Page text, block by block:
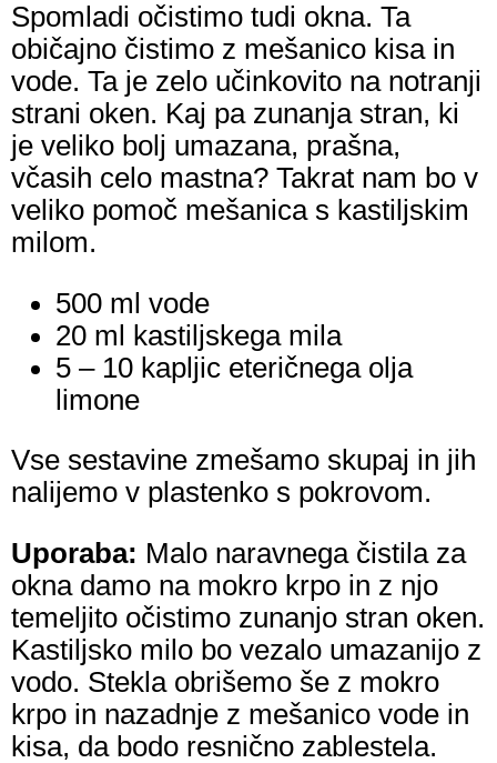
Spomladi očistimo tudi okna. Ta
običajno čistimo z mešanico kisa in
vode. Ta je zelo učinkovito na notranji
strani oken. Kaj pa zunanja stran, ki
je veliko bolj umazana, prašna,
včasih celo mastna? Takrat nam bo v
veliko pomoč mešanica s kastiljskim
milom.
500 ml vode
20 ml kastiljskega mila
5 – 10 kapljic eteričnega olja
limone
Vse sestavine zmešamo skupaj in jih
nalijemo v plastenko s pokrovom.
Uporaba: Malo naravnega čistila za
okna damo na mokro krpo in z njo
temeljito očistimo zunanjo stran oken.
Kastiljsko milo bo vezalo umazanijo z
vodo. Stekla obrišemo še z mokro
krpo in nazadnje z mešanico vode in
kisa, da bodo resnično zablestela.